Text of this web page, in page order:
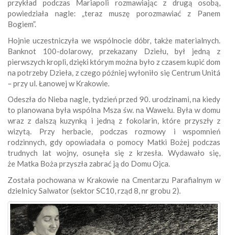
przykład podczas Mariapoli rozmawiając z drugą osobą,
powiedziała nagle: „teraz muszę porozmawiać z Panem
Bogiem”.
Hojnie uczestniczyła we wspólnocie dóbr, także materialnych.
Banknot 100-dolarowy, przekazany Dziełu, był jedną z
pierwszych kropli, dzięki którym można było z czasem kupić dom
na potrzeby Dzieła, z czego później wyłoniło się Centrum Unitá
– przy ul. Łanowej w Krakowie.
Odeszła do Nieba nagle, tydzień przed 90. urodzinami, na kiedy
to planowana była wspólna Msza św. na Wawelu. Była w domu
wraz z dalszą kuzynką i jedną z fokolarin, które przyszły z
wizytą. Przy herbacie, podczas rozmowy i wspomnień
rodzinnych, gdy opowiadała o pomocy Matki Bożej podczas
trudnych lat wojny, osunęła się z krzesła. Wydawało się,
że Matka Boża przyszła zabrać ją do Domu Ojca.
Została pochowana w Krakowie na Cmentarzu Parafialnym w
dzielnicy Salwator (sektor SC10, rząd 8, nr grobu 2).